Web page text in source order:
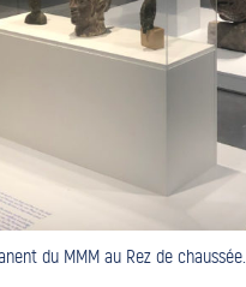
du MMM au Rez de chaussée.